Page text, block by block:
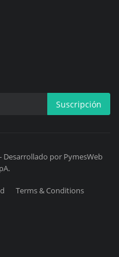
Suscripción
por PymesWeb
Terms & Conditions